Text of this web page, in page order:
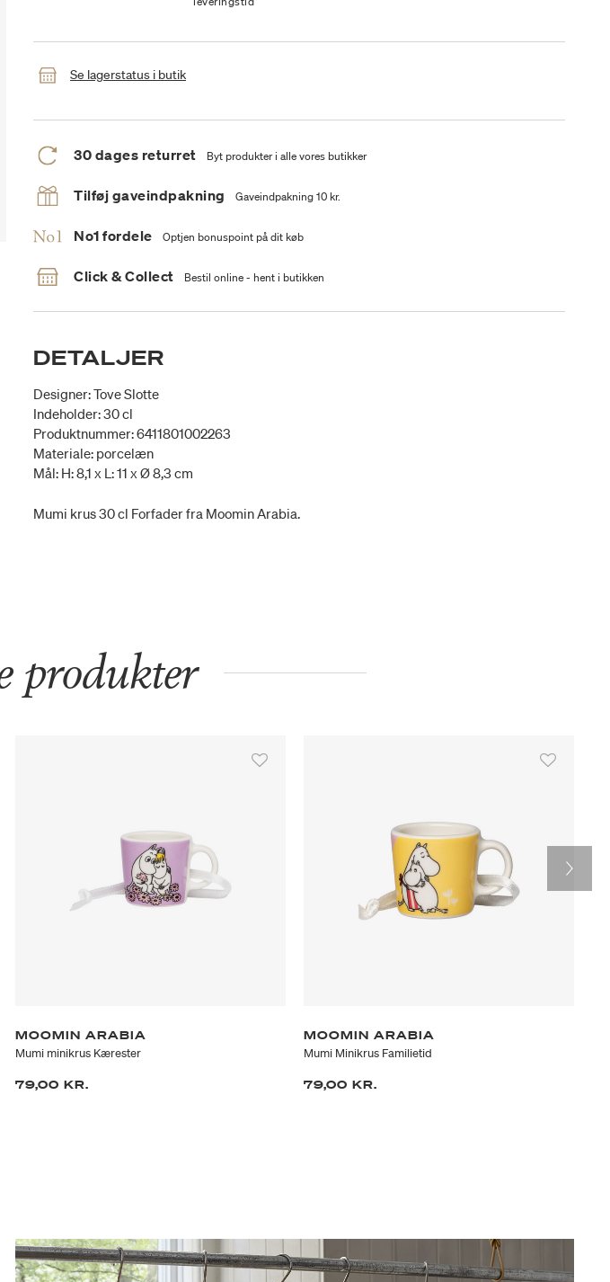
Se lagerstatus i butik
30 dages returret Byt produkter i alle vores butikker
Tilføj gaveindpakning Gaveindpakning 10 kr.
No1 fordele Optjen bonuspoint på dit køb
Click & Collect Bestil online - hent i butikken
DETALJER
Designer: Tove Slotte
Indeholder: 30 cl
Produktnummer: 6411801002263
Materiale: porcelæn
Mål: H: 8,1 x L: 11 x Ø 8,3 cm
Mumi krus 30 cl Forfader fra Moomin Arabia.
produkter
MOOMIN ARABIA
Mumi minikrus Kærester
79,00 KR.
MOOMIN ARABIA
Mumi Minikrus Familietid
79,00 KR.